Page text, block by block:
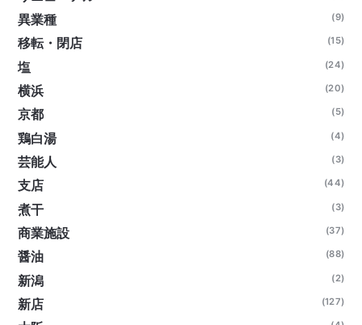
異業種 (9)
移転・閉店 (15)
塩 (24)
横浜 (20)
京都 (5)
鶏白湯 (4)
芸能人 (3)
支店 (44)
煮干 (3)
商業施設 (37)
醤油 (88)
新潟 (2)
新店 (127)